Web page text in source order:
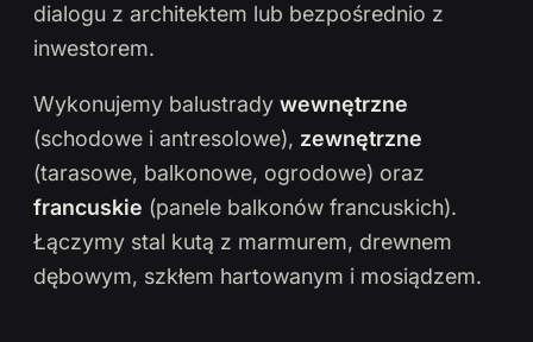
dialogu z architektem lub bezpośrednio z
inwestorem.
Wykonujemy balustrady wewnętrzne
(schodowe i antresolowe), zewnętrzne
(tarasowe, balkonowe, ogrodowe) oraz
francuskie (panele balkonów francuskich).
Łączymy stal kutą z marmurem, drewnem
dębowym, szkłem hartowanym i mosiądzem.